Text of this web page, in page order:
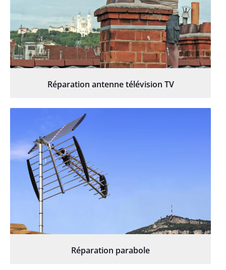
Réparation antenne télévision TV
Réparation parabole